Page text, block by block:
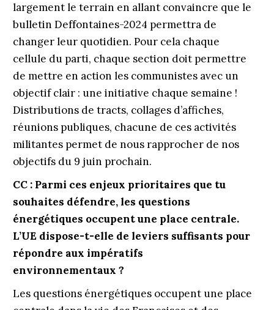
largement le terrain en allant convaincre que le
bulletin Deffontaines-2024 permettra de
changer leur quotidien. Pour cela chaque
cellule du parti, chaque section doit permettre
de mettre en action les communistes avec un
objectif clair : une initiative chaque semaine !
Distributions de tracts, collages d’affiches,
réunions publiques, chacune de ces activités
militantes permet de nous rapprocher de nos
objectifs du 9 juin prochain.
CC : Parmi ces enjeux prioritaires que tu
souhaites défendre, les questions
énergétiques occupent une place centrale.
L’UE dispose-t-elle de leviers suffisants pour
répondre aux impératifs
environnementaux ?
Les questions énergétiques occupent une place